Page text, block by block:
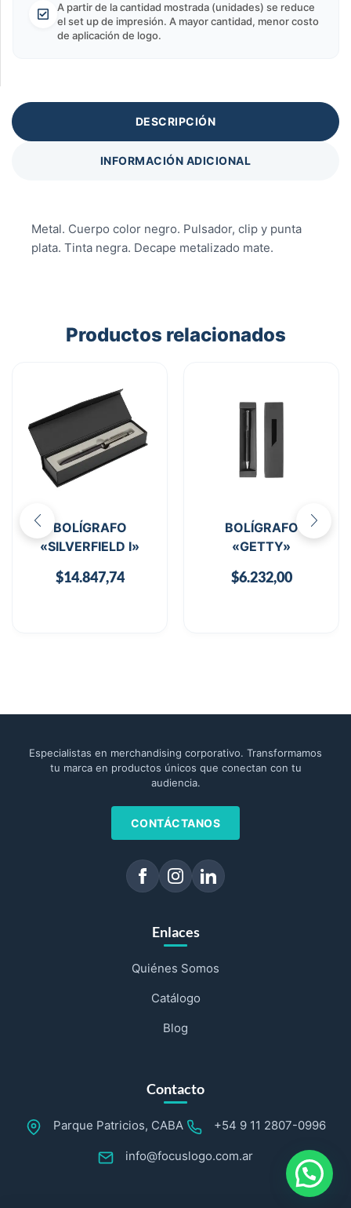
A partir de la cantidad mostrada (unidades) se reduce
el set up de impresión. A mayor cantidad, menor costo
de aplicación de logo.
DESCRIPCIÓN
INFORMACIÓN ADICIONAL
Metal. Cuerpo color negro. Pulsador, clip y punta
plata. Tinta negra. Decape metalizado mate.
Productos relacionados
BOLÍGRAFO
«SILVERFIELD I»
$14.847,74
BOLÍGRAFO
«GETTY»
$6.232,00
Especialistas en merchandising corporativo. Transformamos
tu marca en productos únicos que conectan con tu
audiencia.
CONTÁCTANOS
Enlaces
Quiénes Somos
Catálogo
Blog
Contacto
Parque Patricios, CABA +54 9 11 2807-0996
info@focuslogo.com.ar